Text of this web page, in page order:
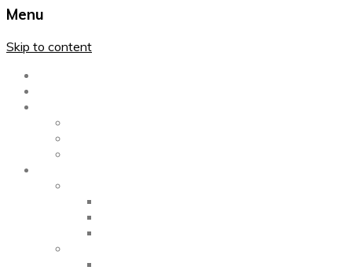
Menu
Skip to content